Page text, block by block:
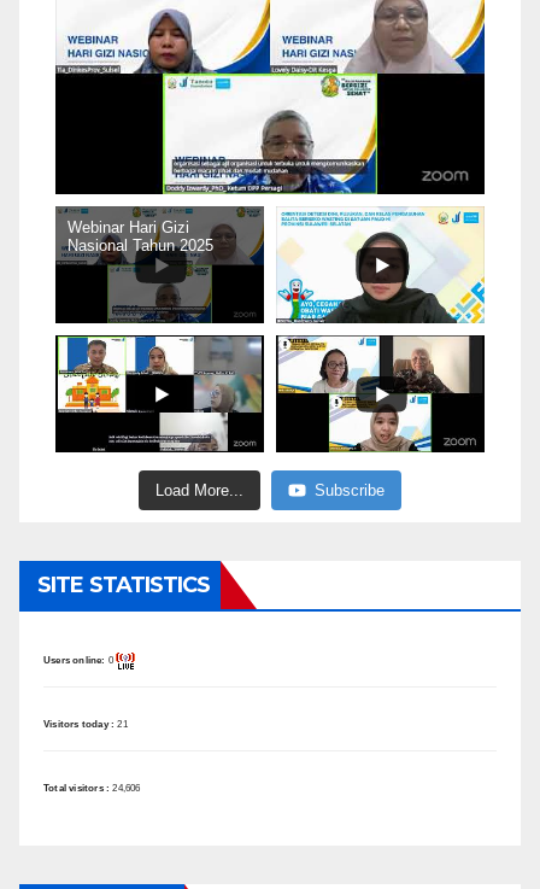
Webinar Hari Gizi
Nasional Tahun 2025
Load More... Subscribe
SITE STATISTICS
Users online: 0
Visitors today :21
Total visitors :24,606